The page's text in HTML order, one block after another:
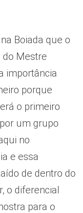
Boiada que o
do Mestre
importância
porque
o primeiro
um grupo
no
e essa
de dentro do
o diferencial
para o